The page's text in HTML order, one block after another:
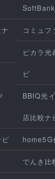
コミュフ
ピカラ光
ビ
BBIQ光
店比較ナ
home5G
でんき比